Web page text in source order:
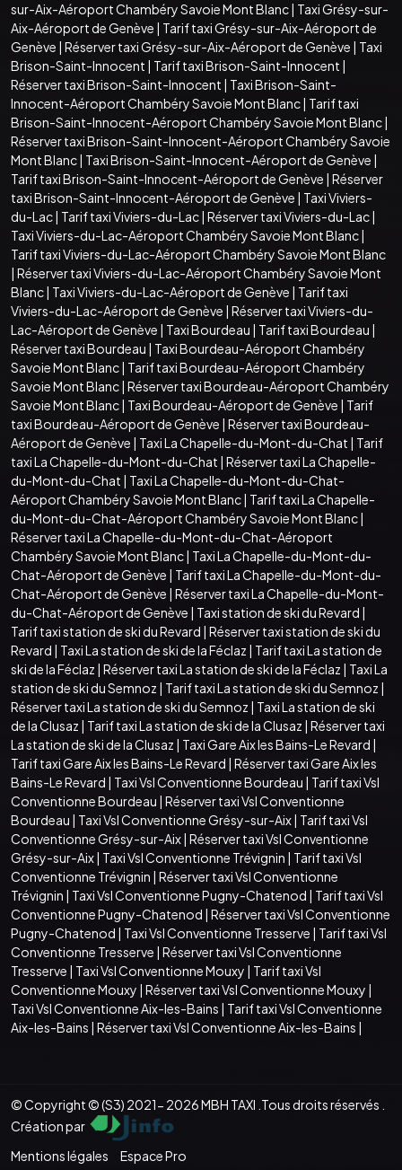
sur-Aix-Aéroport Chambéry Savoie Mont Blanc| Taxi Grésy-sur-
Aix-Aéroport de Genève | Tarif taxi Grésy-sur-Aix-Aéroport de
Genève | Réserver taxi Grésy-sur-Aix-Aéroport de Genève | Taxi
Brison-Saint-Innocent | Tarif taxi Brison-Saint-Innocent |
Réserver taxi Brison-Saint-Innocent | Taxi Brison-Saint-
Innocent-Aéroport Chambéry Savoie Mont Blanc| Tarif taxi
Brison-Saint-Innocent-Aéroport Chambéry Savoie Mont Blanc|
Réserver taxi Brison-Saint-Innocent-Aéroport Chambéry Savoie
Mont Blanc| Taxi Brison-Saint-Innocent-Aéroport de Genève |
Tarif taxi Brison-Saint-Innocent-Aéroport de Genève | Réserver
taxi Brison-Saint-Innocent-Aéroport de Genève | Taxi Viviers-
du-Lac| Tarif taxi Viviers-du-Lac| Réserver taxi Viviers-du-Lac|
Taxi Viviers-du-Lac-Aéroport Chambéry Savoie Mont Blanc|
Tarif taxi Viviers-du-Lac-Aéroport Chambéry Savoie Mont Blanc
| Réserver taxi Viviers-du-Lac-Aéroport Chambéry Savoie Mont
Blanc| Taxi Viviers-du-Lac-Aéroport de Genève | Tarif taxi
Viviers-du-Lac-Aéroport de Genève | Réserver taxi Viviers-du-
Lac-Aéroport de Genève | Taxi Bourdeau | Tarif taxi Bourdeau |
Réserver taxi Bourdeau | Taxi Bourdeau-Aéroport Chambéry
Savoie Mont Blanc| Tarif taxi Bourdeau-Aéroport Chambéry
Savoie Mont Blanc| Réserver taxi Bourdeau-Aéroport Chambéry
Savoie Mont Blanc| Taxi Bourdeau-Aéroport de Genève | Tarif
taxi Bourdeau-Aéroport de Genève | Réserver taxi Bourdeau-
Aéroport de Genève | Taxi La Chapelle-du-Mont-du-Chat | Tarif
taxi La Chapelle-du-Mont-du-Chat | Réserver taxi La Chapelle-
du-Mont-du-Chat | Taxi La Chapelle-du-Mont-du-Chat-
Aéroport Chambéry Savoie Mont Blanc| Tarif taxi La Chapelle-
du-Mont-du-Chat-Aéroport Chambéry Savoie Mont Blanc|
Réserver taxi La Chapelle-du-Mont-du-Chat-Aéroport
Chambéry Savoie Mont Blanc| Taxi La Chapelle-du-Mont-du-
Chat-Aéroport de Genève | Tarif taxi La Chapelle-du-Mont-du-
Chat-Aéroport de Genève | Réserver taxi La Chapelle-du-Mont-
du-Chat-Aéroport de Genève | Taxi station de ski du Revard |
Tarif taxi station de ski du Revard | Réserver taxi station de ski du
Revard | Taxi La station de ski de la Féclaz | Tarif taxi La station de
ski de la Féclaz | Réserver taxi La station de ski de la Féclaz | Taxi La
station de ski du Semnoz | Tarif taxi La station de ski du Semnoz |
Réserver taxi La station de ski du Semnoz | Taxi La station de ski
de la Clusaz | Tarif taxi La station de ski de la Clusaz | Réserver taxi
La station de ski de la Clusaz | Taxi Gare Aix les Bains-Le Revard |
Tarif taxi Gare Aix les Bains-Le Revard | Réserver taxi Gare Aix les
Bains-Le Revard | Taxi Vsl Conventionne Bourdeau | Tarif taxi Vsl
Conventionne Bourdeau | Réserver taxi Vsl Conventionne
Bourdeau | Taxi Vsl Conventionne Grésy-sur-Aix| Tarif taxi Vsl
Conventionne Grésy-sur-Aix| Réserver taxi Vsl Conventionne
Grésy-sur-Aix| Taxi Vsl Conventionne Trévignin | Tarif taxi Vsl
Conventionne Trévignin | Réserver taxi Vsl Conventionne
Trévignin | Taxi Vsl Conventionne Pugny-Chatenod | Tarif taxi Vsl
Conventionne Pugny-Chatenod | Réserver taxi Vsl Conventionne
Pugny-Chatenod | Taxi Vsl Conventionne Tresserve | Tarif taxi Vsl
Conventionne Tresserve | Réserver taxi Vsl Conventionne
Tresserve | Taxi Vsl Conventionne Mouxy | Tarif taxi Vsl
Conventionne Mouxy | Réserver taxi Vsl Conventionne Mouxy |
Taxi Vsl Conventionne Aix-les-Bains | Tarif taxi Vsl Conventionne
Aix-les-Bains | Réserver taxi Vsl Conventionne Aix-les-Bains |
© Copyright © (S3) 2021- 2026 MBH TAXI .Tous droits réservés .
Création par
Mentions légales
Espace Pro